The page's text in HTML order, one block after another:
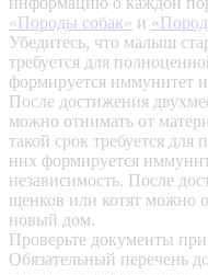
«Породы собак» и
Убедитесь, что малыш
требуется для
формируется иммунитет
После достижения
можно отнимать от
такой срок требуется
них формируется
независимость. После
щенков или котят можно
новый дом.
Проверьте документы
Обязательный перечень